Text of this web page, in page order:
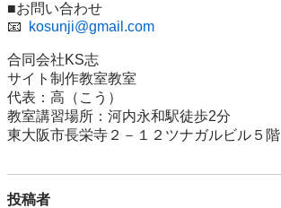
■お問い合わせ
📧
kosunji@gmail.com
合同会社KS志
サイト制作教室教室
代表：高（こう）
教室講習場所：河内永和駅徒歩2分
東大阪市長栄寺２－１２ツナガルビル５階
投稿者